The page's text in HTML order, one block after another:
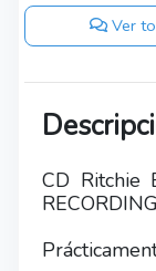
Ver
CD Ritchie